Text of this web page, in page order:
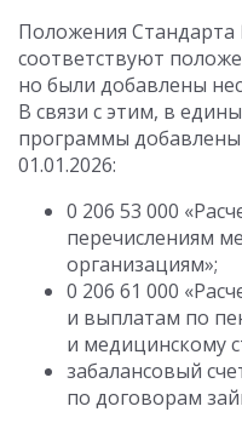
Положения
соответствуют
но были добавлены
В связи с этим, в
программы добавлены
01.01.2026:
0 206 53 000
перечислениям
организациям»;
0 206 61 000
и выплатам по
и медицинскому
забалансовый
по договорам